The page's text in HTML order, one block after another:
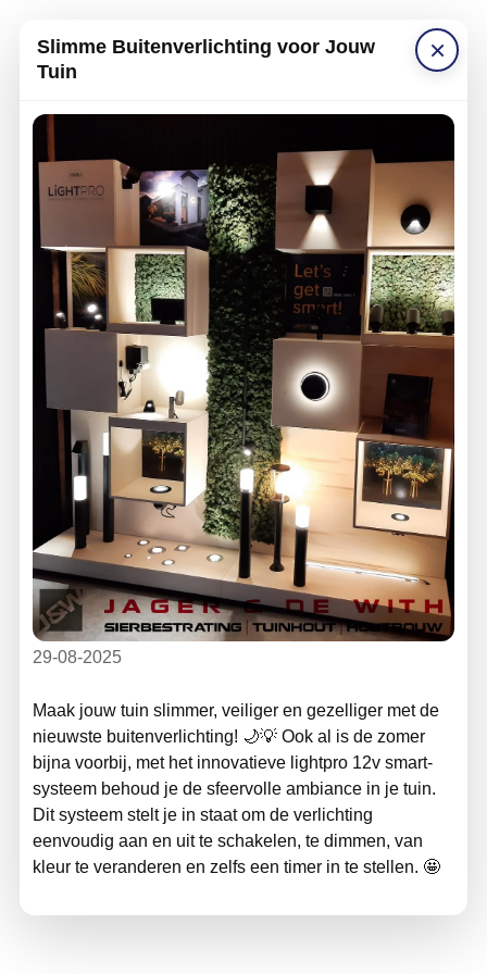
×
Slimme Buitenverlichting voor Jouw
Tuin
29-08-2025
Maak jouw tuin slimmer, veiliger en gezelliger met de
nieuwste buitenverlichting! 🌙💡 Ook al is de zomer
bijna voorbij, met het innovatieve lightpro 12v smart-
systeem behoud je de sfeervolle ambiance in je tuin.
Dit systeem stelt je in staat om de verlichting
eenvoudig aan en uit te schakelen, te dimmen, van
kleur te veranderen en zelfs een timer in te stellen. 🤩